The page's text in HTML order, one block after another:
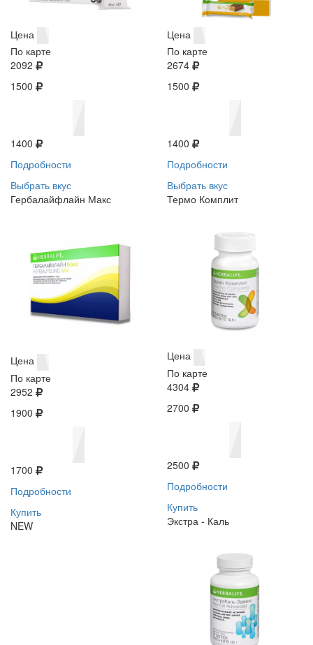
Цена
По карте
2092
1500
1400
Подробности
Выбрать вкус
Цена
По карте
2674
1500
1400
Подробности
Выбрать вкус
Гербалайфлайн Макс
Цена
По карте
2952
1900
1700
Подробности
Купить
NEW
Термо Комплит
Цена
По карте
4304
2700
2500
Подробности
Купить
Экстра - Каль